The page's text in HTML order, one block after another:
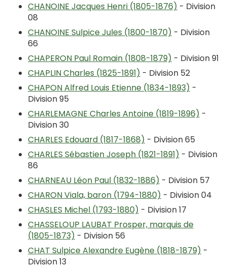
CHANOINE Jacques Henri (1805-1876) - Division
08
CHANOINE Sulpice Jules (1800-1870) - Division
66
CHAPERON Paul Romain (1808-1879) - Division 91
CHAPLIN Charles (1825-1891) - Division 52
CHAPON Alfred Louis Etienne (1834-1893) -
Division 95
CHARLEMAGNE Charles Antoine (1819-1896) -
Division 30
CHARLES Edouard (1817-1868) - Division 65
CHARLES Sébastien Joseph (1821-1891) - Division
86
CHARNEAU Léon Paul (1832-1886) - Division 57
CHARON Viala, baron (1794-1880) - Division 04
CHASLES Michel (1793-1880) - Division 17
CHASSELOUP LAUBAT Prosper, marquis de
(1805-1873) - Division 56
CHAT Sulpice Alexandre Eugène (1818-1879) -
Division 13